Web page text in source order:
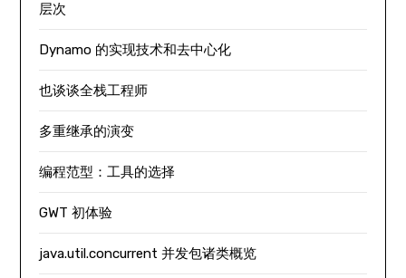
层次
Dynamo 的实现技术和去中心化
也谈谈全栈工程师
多重继承的演变
编程范型：工具的选择
GWT 初体验
java.util.concurrent 并发包诸类概览